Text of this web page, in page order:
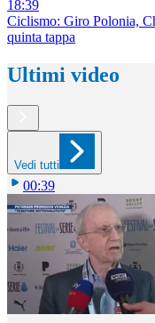
18:39
Ciclismo: Giro Polonia,
quinta tappa
Ultimi video
Vedi tutti
00:39